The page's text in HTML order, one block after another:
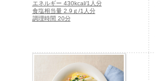
エネルギー 430kcal/1人分
食塩相当量 2.9ｇ/1人分
調理時間 20分